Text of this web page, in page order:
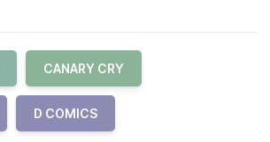
CANARY CRY
D COMICS